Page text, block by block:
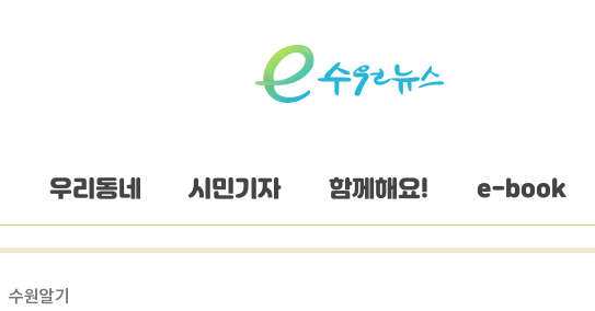
우리동네 시민기자 함께해요! e-book
수원알기